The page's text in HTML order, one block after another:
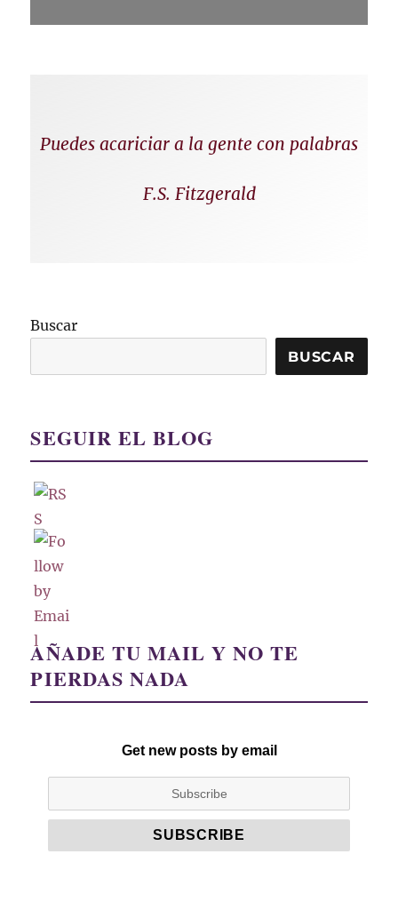
Puedes acariciar a la gente con palabras
F.S. Fitzgerald
Buscar
BUSCAR
SEGUIR EL BLOG
AÑADE TU MAIL Y NO TE
PIERDAS NADA
Get new posts by email